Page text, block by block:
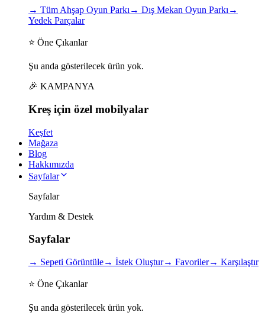
→ Tüm Ahşap Oyun Parkı → Dış Mekan Oyun Parkı →
Yedek Parçalar
⭐ Öne Çıkanlar
Şu anda gösterilecek ürün yok.
🎉 KAMPANYA
Kreş için özel mobilyalar
Keşfet
Mağaza
Blog
Hakkımızda
Sayfalar
Sayfalar
Yardım & Destek
Sayfalar
→ Sepeti Görüntüle→ İstek Oluştur→ Favoriler→ Karşılaştır
⭐ Öne Çıkanlar
Şu anda gösterilecek ürün yok.